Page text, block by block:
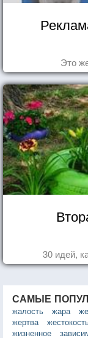
Это
30 идей,
САМЫЕ
жалость
жара
жертва
жизненное